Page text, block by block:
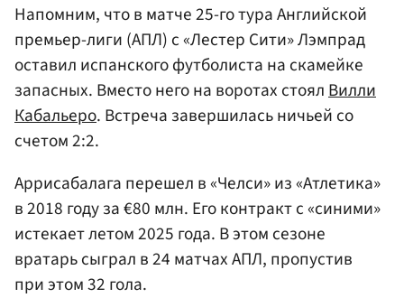
Напомним, что в матче 25-го тура Английской
премьер-лиги (АПЛ) с «Лестер Сити» Лэмпрад
оставил испанского футболиста на скамейке
запасных. Вместо него на воротах стоял Вилли
Кабальеро. Встреча завершилась ничьей со
счетом 2:2.
Аррисабалага перешел в «Челси» из «Атлетика»
в 2018 году за €80 млн. Его контракт с «синими»
истекает летом 2025 года. В этом сезоне
вратарь сыграл в 24 матчах АПЛ, пропустив
при этом 32 гола.